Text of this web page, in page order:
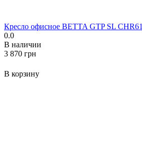
Кресло офисное BETTA GTP SL CHR61
0.0
В наличии
‍3 870‍ грн
В корзину